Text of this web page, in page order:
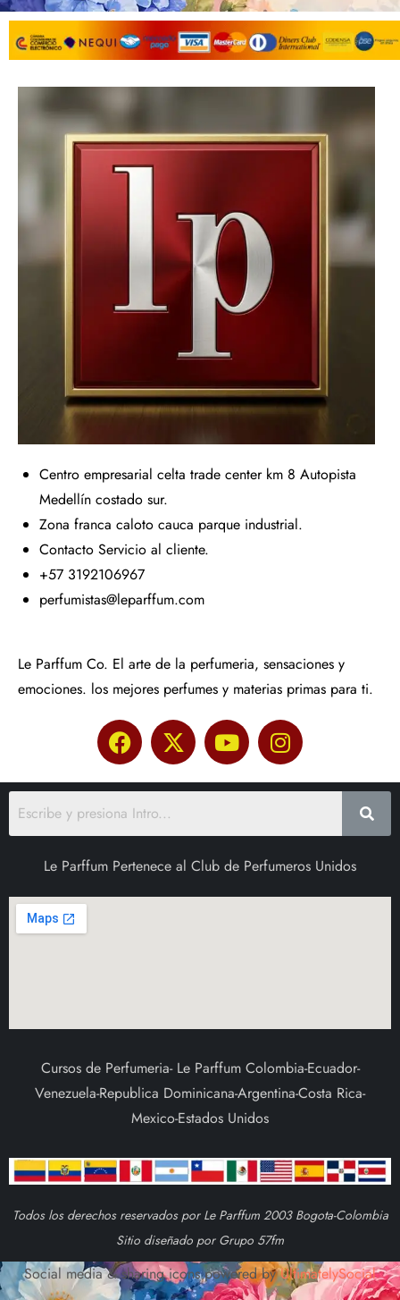
Centro empresarial celta trade center km 8 Autopista
Medellín costado sur.
Zona franca caloto cauca parque industrial.
Contacto Servicio al cliente.
+57 3192106967
perfumistas@leparffum.com
Le Parffum Co. El arte de la perfumeria, sensaciones y
emociones. los mejores perfumes y materias primas para ti.
Le Parffum Pertenece al Club de Perfumeros Unidos
Cursos de Perfumeria- Le Parffum Colombia-Ecuador-
Venezuela-Republica Dominicana-Argentina-Costa Rica-
Mexico-Estados Unidos
Todos los derechos reservados por Le Parffum 2003 Bogota-Colombia
Sitio diseñado por Grupo 57fm
Social media & sharing icons powered byUltimatelySocial